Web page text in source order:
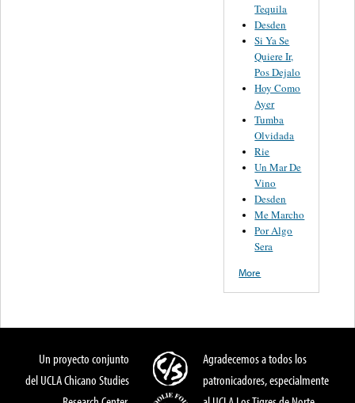
Tequila
Desden
Si Ya Se
Quiere Ir,
Pos Dejalo
Hoy Como
Ayer
Tumba
Olvidada
Rie
Un Mar De
Vino
Desden
Me Marcho
Por Algo
Sera
More
Un proyecto conjunto
del UCLA Chicano Studies
Agradecemos a todos los
patronicadores, especialmente